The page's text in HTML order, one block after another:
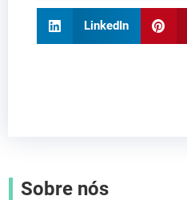
LinkedIn
Sobre nós